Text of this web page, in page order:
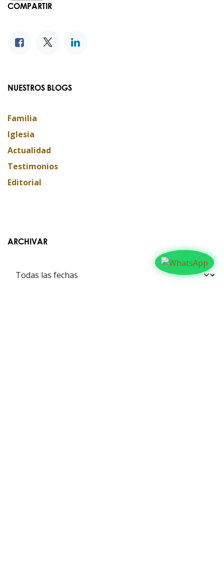
COMPARTIR
NUESTROS BLOGS
Familia
Iglesia
Actualidad
Testimonios
Editorial
ARCHIVAR